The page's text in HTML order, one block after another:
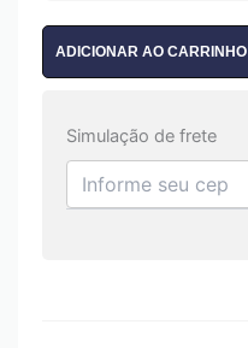
ADICIONAR AO CARRINHO
Simulação de frete